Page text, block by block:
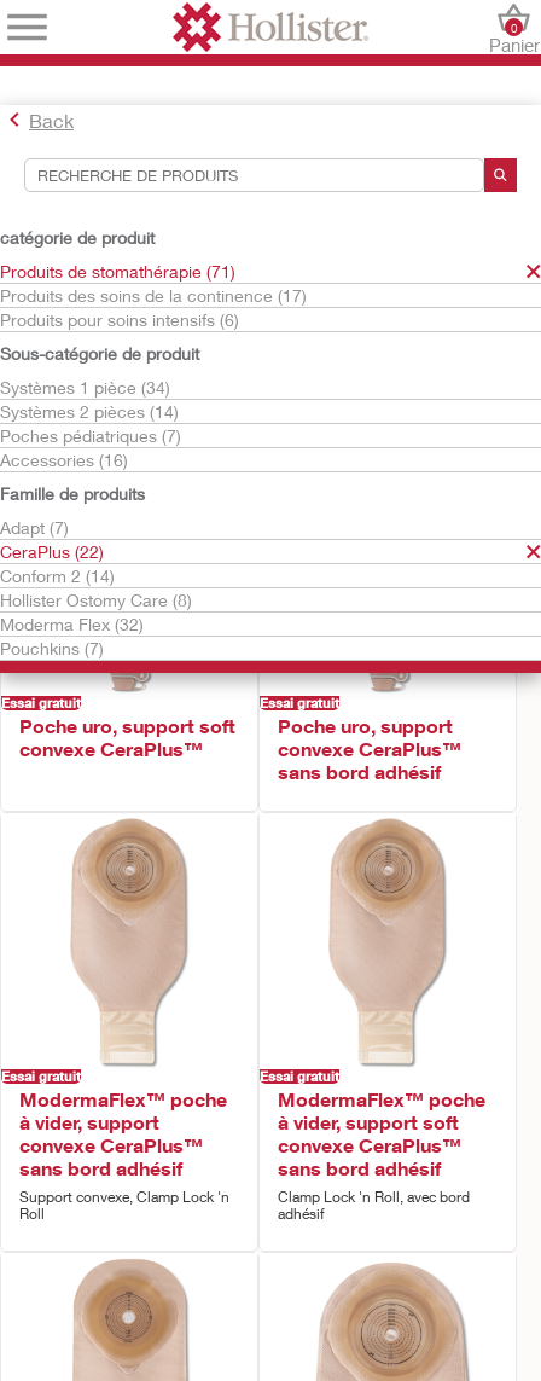
Panier
0
Back
catégorie de produit
Produits de stomathérapie (71)
Produits des soins de la continence (17)
Produits pour soins intensifs (6)
Sous-catégorie de produit
Systèmes 1 pièce (34)
Systèmes 2 pièces (14)
Poches pédiatriques (7)
Accessories (16)
Famille de produits
Adapt (7)
CeraPlus (22)
Conform 2 (14)
Hollister Ostomy Care (8)
Moderma Flex (32)
Pouchkins (7)
Outils de recherche
Vos sélections:
Produits de stomathérapie
CeraPlus
Votre sélection correspond à22
Trier par:
Essai gratuit
Poche uro, support soft
convexe CeraPlus™
Essai gratuit
Poche uro, support
convexe CeraPlus™
sans bord adhésif
Essai gratuit
ModermaFlex™ poche
à vider, support
convexe CeraPlus™
sans bord adhésif
Support convexe, Clamp Lock 'n
Roll
Essai gratuit
ModermaFlex™ poche
à vider, support soft
convexe CeraPlus™
sans bord adhésif
Clamp Lock 'n Roll, avec bord
adhésif